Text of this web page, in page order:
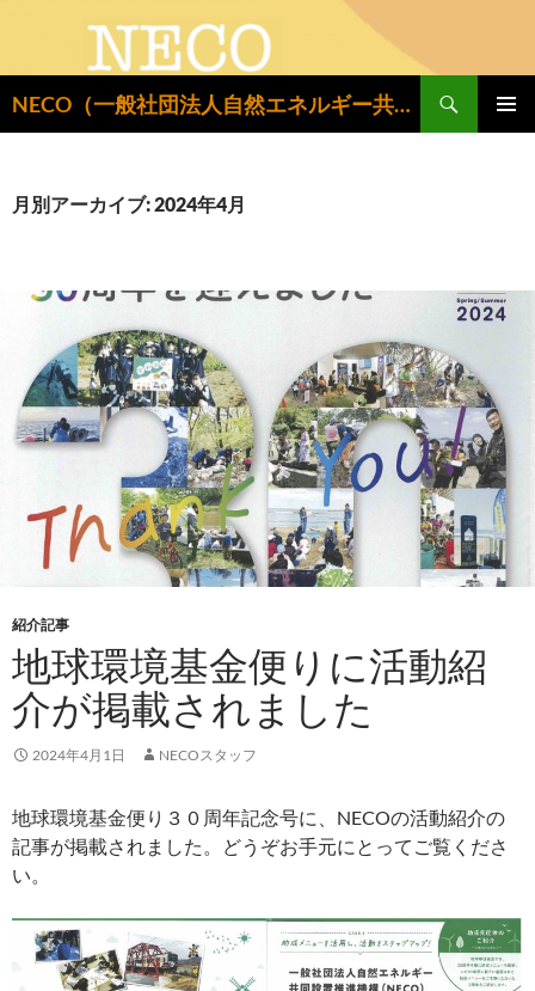
NECO（一般社団法人自然エネルギー共同設置推進機構）
索
ン
月別アーカイブ: 2024年4月
紹介記事
地球環境基金便りに活動紹
介が掲載されました
2024年4月1日 NECOスタッフ
地球環境基金便り３０周年記念号に、NECOの活動紹介の
記事が掲載されました。どうぞお手元にとってご覧くださ
い。